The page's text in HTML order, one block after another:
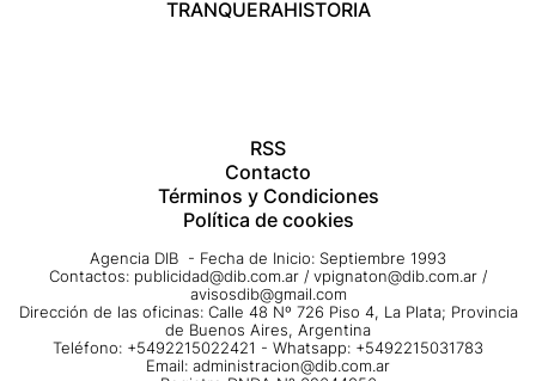
TRANQUERAHISTORIA
RSS
Contacto
Términos y Condiciones
Política de cookies
Agencia DIB - Fecha de Inicio: Septiembre 1993
Contactos: publicidad@dib.com.ar / vpignaton@dib.com.ar /
avisosdib@gmail.com
Dirección de las oficinas: Calle 48 Nº 726 Piso 4, La Plata; Provincia
de Buenos Aires, Argentina
Teléfono: +5492215022421 - Whatsapp: +5492215031783
Email: administracion@dib.com.ar